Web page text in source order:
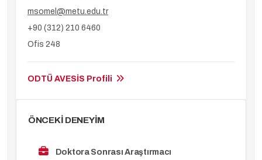
msomel@metu.edu.tr
+90 (312) 210 6460
Ofis 248
ODTÜ AVESİS Profili
ÖNCEKİ DENEYİM
Doktora Sonrası Araştırmacı